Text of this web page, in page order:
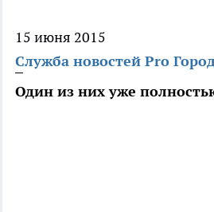
15 июня 2015
Служба новостей Pro
Один из них уже